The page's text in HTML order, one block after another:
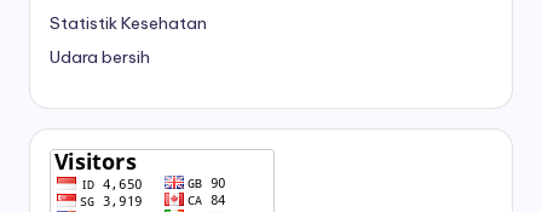
Statistik Kesehatan
Udara bersih